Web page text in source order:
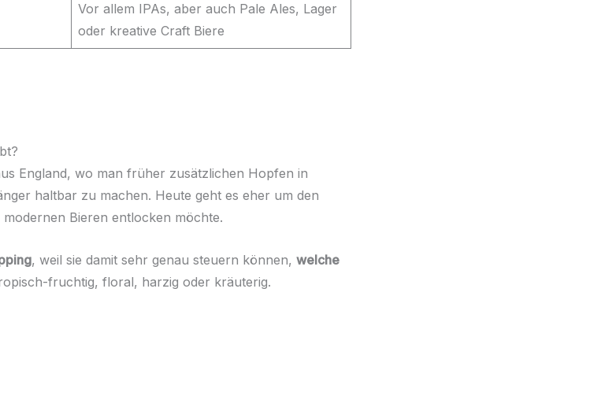
Vor allem IPAs, aber auch Pale Ales, Lager
oder kreative Craft Biere
England, wo man früher zusätzlichen Hopfen in
haltbar zu machen. Heute geht es eher um den
modernen Bieren entlocken möchte.
, weil sie damit sehr genau steuern können, welche
fruchtig, floral, harzig oder kräuterig.